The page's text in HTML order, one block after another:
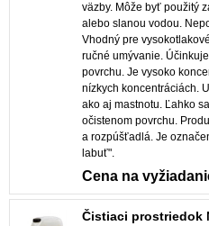
väzby. Môže byť použitý
alebo slanou vodou.
Vhodný pre
ručné umývanie.
povrchu. Je vysoko
nízkych koncentráciách.
ako aj mastnotu. Ľahko
očistenom povrchu.
a rozpúšťadlá. Je
labuť".
Cena na
Čistiaci prostriedok